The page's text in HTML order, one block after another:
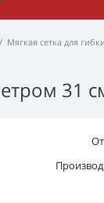
Мягкая сетка для
31